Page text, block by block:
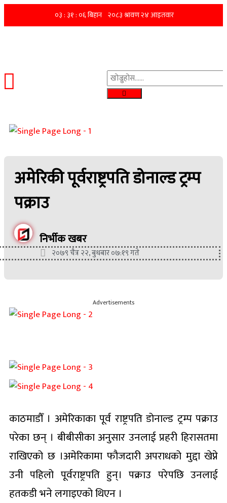
अमेरिकी पूर्वराष्ट्रपति डोनाल्ड ट्रम्प
पक्राउ
निर्भीक खबर
२०७९ चैत्र २२, बुधबार ०७:१९ गते
Advertisements
काठमाडौँ । अमेरिकाका पूर्व राष्ट्रपति डोनाल्ड ट्रम्प पक्राउ
परेका छन् । बीबीसीका अनुसार उनलाई प्रहरी हिरासतमा
राखिएको छ ।अमेरिकामा फौजदारी अपराधको मुद्दा खेप्ने
उनी पहिलो पूर्वराष्ट्रपति हुन्। पक्राउ परेपछि उनलाई
हतकडी भने लगाइएको थिएन ।